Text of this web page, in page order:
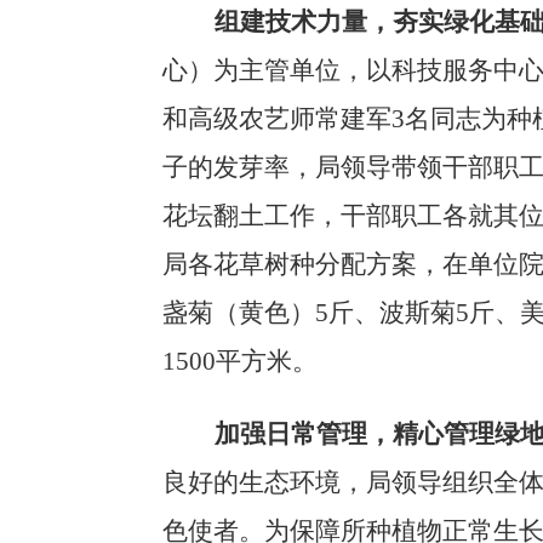
组建技术力量，夯实绿化基
心）为主管单位，以科技服务中
和高级农艺师常建军3名同志为种
子的发芽率，局领导带领干部职
花坛翻土工作，干部职工各就其
局各花草树种分配方案，在单位
盏菊（黄色）5斤、波斯菊5斤、
1500平方米。
加强日常管理，精心管理绿
良好的生态环境，局领导组织全
色使者。 为保障所种植物正常生